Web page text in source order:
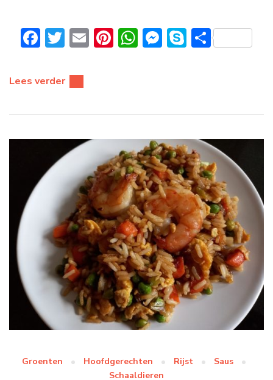
Facebook
Twitter
EmailPinterest
WhatsApp
Messenger
Skype
Delen
Lees verder
Groenten Hoofdgerechten Rijst
Saus
Schaaldieren